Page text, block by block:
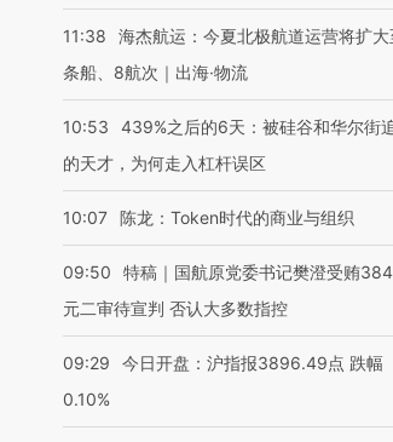
11:38
海杰航运：今夏北极航道运营将扩
条船、8航次｜出海·物流
10:53
439%之后的6天：被硅谷和华尔街
的天才，为何走入杠杆误区
10:07 陈龙：Token时代的商业与组织
09:50
特稿｜国航原党委书记樊澄受贿
元二审待宣判 否认大多数指控
09:29
今日开盘：沪指报3896.49点 跌幅
0.10%